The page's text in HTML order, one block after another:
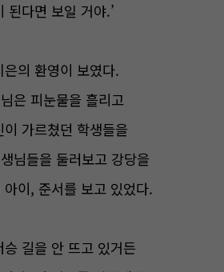
된다면 보일 거야.’
의 환영이 보였다.
은 피눈물을 흘리고
가르쳤던 학생들을
님들을 둘러보고 강당을
아이, 준서를 보고 있었다.
승 길을 안 뜨고 있거든